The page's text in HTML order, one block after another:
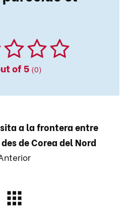
of 5 (0)
a la frontera entre
de Corea del Nord